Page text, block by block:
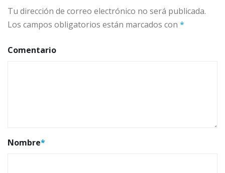
Tu dirección de correo electrónico no será publicada.
Los campos obligatorios están marcados con *
Comentario
Nombre*